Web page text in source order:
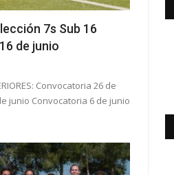
7s Sub 16
de junio
Convocatoria 26 de
junio Convocatoria 6 de junio